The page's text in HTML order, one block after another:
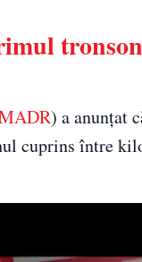
) a anunțat
cuprins între